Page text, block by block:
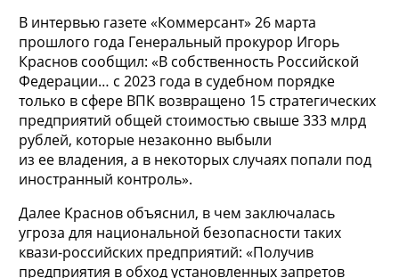
В интервью газете «Коммерсант» 26 марта
прошлого года Генеральный прокурор Игорь
Краснов сообщил: «В собственность Российской
Федерации… с 2023 года в судебном порядке
только в сфере ВПК возвращено 15 стратегических
предприятий общей стоимостью свыше 333 млрд
рублей, которые незаконно выбыли
из ее владения, а в некоторых случаях попали под
иностранный контроль».
Далее Краснов объяснил, в чем заключалась
угроза для национальной безопасности таких
квази-российских предприятий: «Получив
предприятия в обход установленных запретов